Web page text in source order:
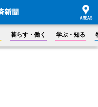
暮らす・働く 学ぶ・知る